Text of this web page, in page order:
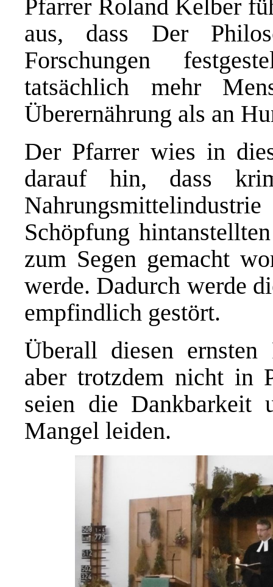
Pfarrer Roland Kelber
aus, dass Der
Forschungen
tatsächlich mehr
Überernährung als an
Der Pfarrer wies in
darauf hin, dass
Schöpfung
zum Segen gemacht
werde. Dadurch werde
empfindlich gestört.
Überall diesen
aber trotzdem nicht in
seien die
Mangel leiden.